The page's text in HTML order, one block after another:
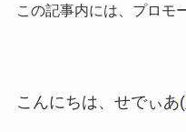
この記事内には、プロモ
こんにちは、せでぃあ(